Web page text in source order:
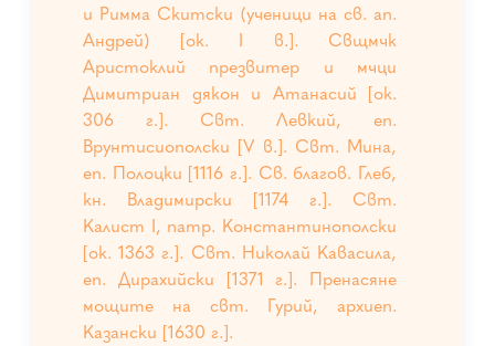
и Римма Скитски (ученици на св. ап.
Андрей) [ок. I в.]. Свщмчк
Аристоклий презвитер и мчци
Димитриан дякон и Атанасий [ок.
306 г.]. Свт. Левкий, еп.
Врунтисиополски [V в.]. Свт. Мина,
еп. Полоцки [1116 г.]. Св. благов. Глеб,
кн. Владимирски [1174 г.]. Свт.
Калист I, патр. Константинополски
[ок. 1363 г.]. Свт. Николай Кавасила,
еп. Дирахийски [1371 г.]. Пренасяне
мощите на свт. Гурий, архиеп.
Казански [1630 г.].